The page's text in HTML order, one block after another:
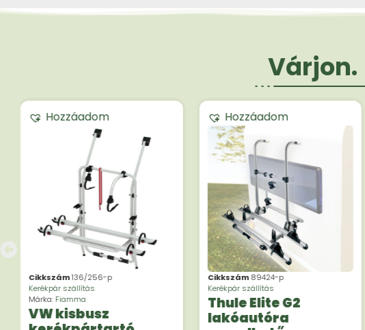
Várjon.
Hozzáadom
Cikkszám136/256-p
Kerékpár szállítás
Márka:Fiamma
VW kisbusz
Hozzáadom
Cikkszám89424-p
Kerékpár szállítás
Thule Elite G2
lakóautóra